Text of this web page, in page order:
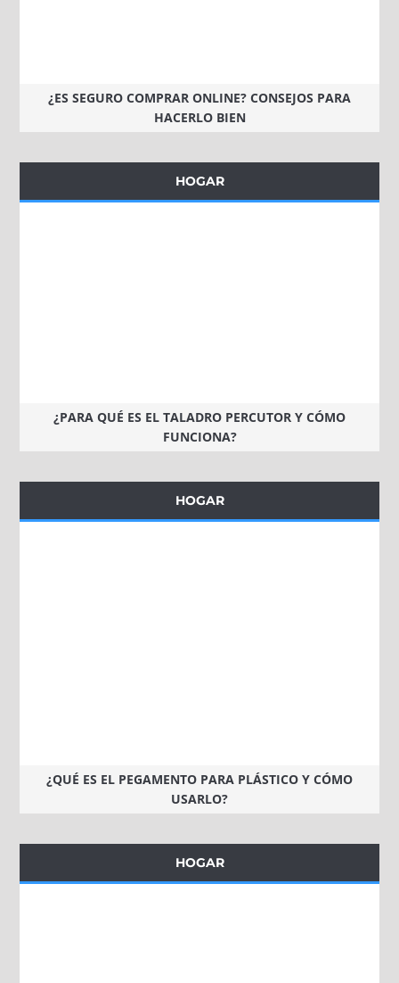
¿ES SEGURO COMPRAR ONLINE? CONSEJOS PARA
HACERLO BIEN
HOGAR
¿PARA QUÉ ES EL TALADRO PERCUTOR Y CÓMO
FUNCIONA?
HOGAR
¿QUÉ ES EL PEGAMENTO PARA PLÁSTICO Y CÓMO
USARLO?
HOGAR